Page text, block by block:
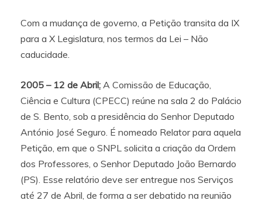
Com a mudança de governo, a Petição transita da IX
para a X Legislatura, nos termos da Lei – Não
caducidade.
2005 – 12 de Abril: A Comissão de Educação,
Ciência e Cultura (CPECC) reúne na sala 2 do Palácio
de S. Bento, sob a presidência do Senhor Deputado
António José Seguro. É nomeado Relator para aquela
Petição, em que o SNPL solicita a criação da Ordem
dos Professores, o Senhor Deputado João Bernardo
(PS). Esse relatório deve ser entregue nos Serviços
até 27 de Abril, de forma a ser debatido na reunião